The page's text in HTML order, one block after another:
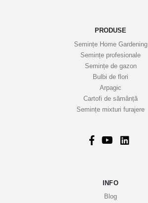
PRODUSE
Semințe Home Gardening
Semințe profesionale
Semințe de gazon
Bulbi de flori
Arpagic
Cartofi de sămânță
Semințe mixturi furajere
INFO
Blog